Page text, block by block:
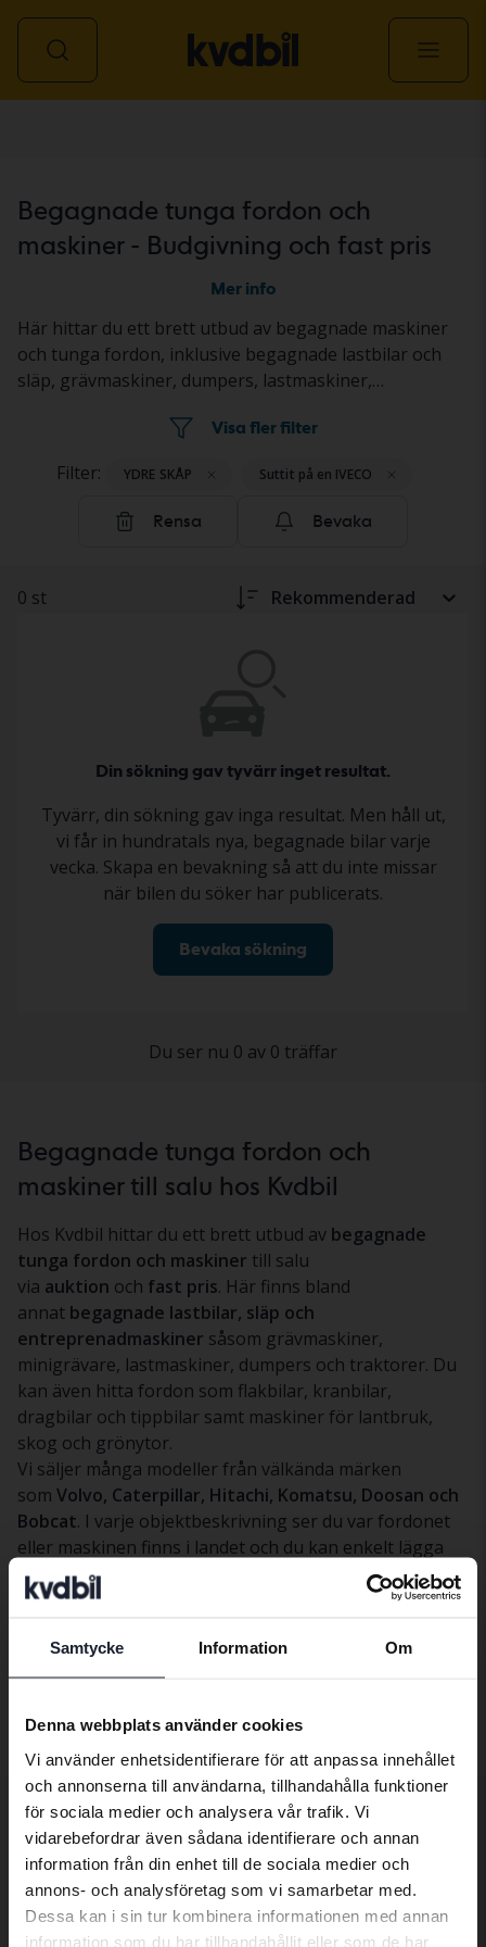
Samtycke Information Om
Denna webbplats använder cookies
Vi använder enhetsidentifierare för att anpassa innehållet
och annonserna till användarna, tillhandahålla funktioner
för sociala medier och analysera vår trafik. Vi
vidarebefordrar även sådana identifierare och annan
information från din enhet till de sociala medier och
annons- och analysföretag som vi samarbetar med.
Dessa kan i sin tur kombinera informationen med annan
information som du har tillhandahållit eller som de har
Begagnade tunga fordon och
maskiner - Budgivning och fast pris
Mer info
Här hittar du ett brett utbud av begagnade maskiner
och tunga fordon, inklusive begagnade lastbilar och
släp, grävmaskiner, dumpers, lastmaskiner,
anläggningsmaskiner. Objekten säljs genom
maskinerna står på en Kvdbil-anläggning eller hos
säljaren. Statusen beskrivs i annonsen enligt ett
standardiserat dokumentationsprotokoll, så att du får
du köper tunga fordon och maskiner hos Kvdbilhär
Visa fler filter
Filter: YDRE SKÅP Suttit på en IVECO
Rensa Bevaka
0 st Rekommenderad
Din sökning gav tyvärr inget resultat.
Tyvärr, din sökning gav inga resultat. Men håll ut,
vi får in hundratals nya, begagnade bilar varje
vecka. Skapa en bevakning så att du inte missar
när bilen du söker har publicerats.
Bevaka sökning
Du ser nu 0 av 0 träffar
Begagnade tunga fordon och
maskiner till salu hos Kvdbil
Hos Kvdbil hittar du ett brett utbud av begagnade
tunga fordon och maskiner till salu
via auktion och fast pris. Här finns bland
annat begagnade lastbilar, släp och
entreprenadmaskiner såsom grävmaskiner,
minigrävare, lastmaskiner, dumpers och traktorer. Du
kan även hitta fordon som flakbilar, kranbilar,
dragbilar och tippbilar samt maskiner för lantbruk,
skog och grönytor.
Vi säljer många modeller från välkända märken
som Volvo, Caterpillar, Hitachi, Komatsu, Doosan och
Bobcat. I varje objektbeskrivning ser du var fordonet
eller maskinen finns i landet och du kan enkelt lägga
bud och följa budgivningen online.
Hittar du inte rätt objekt kan du skapa en bevakning
publiceras på kvd.se. Vill du istället
sälja ett fordon
eller en maskinhjälper Kvdbil dig genom hela affären.
Övriga tjänster
Transportera bilen dit du önskar
Exportera till utlandet
Preferred language
We have detected that your browser
Swedish. To better service our friends
abroad we have an English language
site (kvdcars.com) that contains all the
same vehicles and services.
Continue in Swedish